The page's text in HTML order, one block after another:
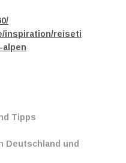
inspiration/reiseti
alpen
Tipps
Deutschland und